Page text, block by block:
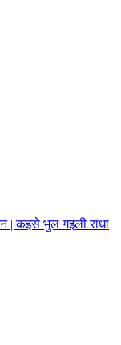
| कइसे भुल गइली राधा